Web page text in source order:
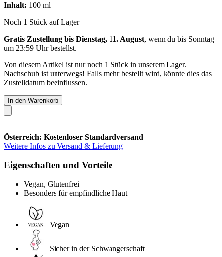
Inhalt: 100 ml
Noch 1 Stück auf Lager
Gratis Zustellung bis Dienstag, 11. August, wenn du bis Sonntag
um 23:59 Uhrbestellst.
Von diesem Artikel ist nur noch 1 Stück in unserem Lager.
Nachschub ist unterwegs! Falls mehr bestellt wird, könnte dies das
Zustelldatum beeinflussen.
In den Warenkorb
Österreich: Kostenloser Standardversand
Weitere Infos zu Versand & Lieferung
Eigenschaften und Vorteile
Vegan, Glutenfrei
Besonders für empfindliche Haut
Vegan
Sicher in der Schwangerschaft